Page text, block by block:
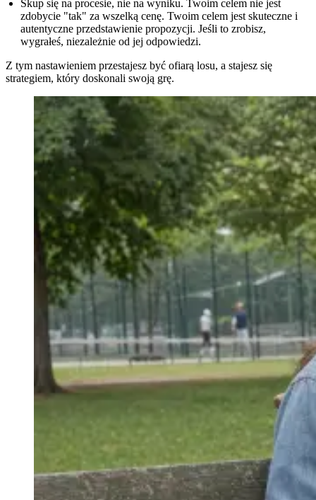
Skup się na procesie, nie na wyniku. Twoim celem nie jest
zdobycie "tak" za wszelką cenę. Twoim celem jest skuteczne i
autentyczne przedstawienie propozycji. Jeśli to zrobisz,
wygrałeś, niezależnie od jej odpowiedzi.
Z tym nastawieniem przestajesz być ofiarą losu, a stajesz się
strategiem, który doskonali swoją grę.